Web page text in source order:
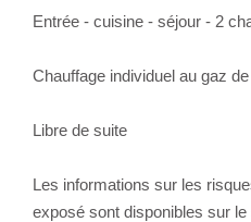
Entrée - cuisine - séjour - 2
Chauffage individuel au gaz
Libre de suite
Les informations sur les
exposé sont disponibles sur